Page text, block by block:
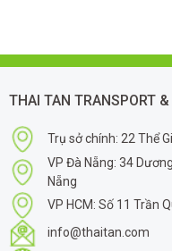
THAI TAN TRANSPORT
Trụ sở chính: 22 Thể
VP Đà Nẵng: 34
Nẵng
VP HCM: Số 11 Trần
info@thaitan.com